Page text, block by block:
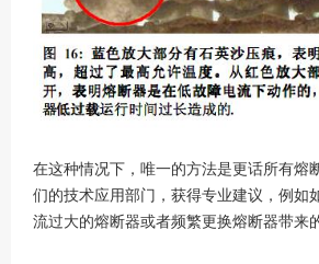
在这种情况下，唯一的方法是更话所有熔
们的技术应用部门，获得专业建议，例如
流过大的熔断器或者频繁更换熔断器带来